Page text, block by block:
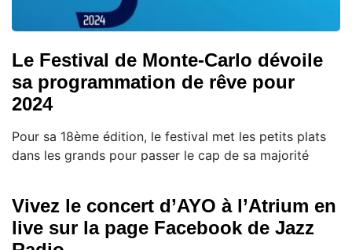
Le Festival de Monte-Carlo dévoile
sa programmation de rêve pour
2024
Pour sa 18ème édition, le festival met les petits plats
dans les grands pour passer le cap de sa majorité
Vivez le concert d’AYO à l’Atrium en
live sur la page Facebook de Jazz